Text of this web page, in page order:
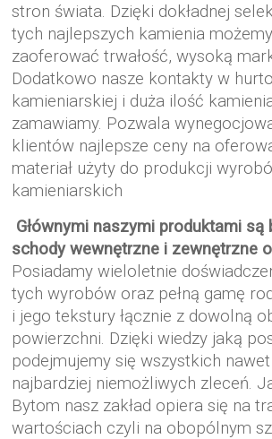
stron świata. Dzięki dokładnej
tych najlepszych kamienia
zaoferować trwałość, wysoką
Dodatkowo nasze kontakty w
kamieniarskiej i duża ilość
zamawiamy. Pozwala
klientów najlepsze ceny na
materiał użyty do produkcji
kamieniarskich
Głównymi naszymi produktami są
schody wewnętrzne i zewnętrzne
Posiadamy wieloletnie
tych wyrobów oraz pełną gamę
i jego tekstury łącznie z dowolną
powierzchni. Dzięki wiedzy jaką
podejmujemy się wszystkich
najbardziej niemożliwych zleceń.
Bytom nasz zakład opiera się na
wartościach czyli na obopólnym